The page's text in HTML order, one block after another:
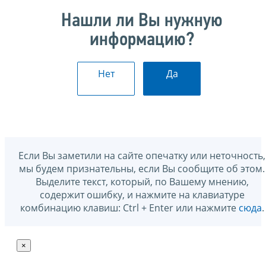
Нашли ли Вы нужную
информацию?
Нет Да
Если Вы заметили на сайте опечатку или неточность,
мы будем признательны, если Вы сообщите об этом.
Выделите текст, который, по Вашему мнению,
содержит ошибку, и нажмите на клавиатуре
комбинацию клавиш: Ctrl + Enter или нажмите сюда.
×